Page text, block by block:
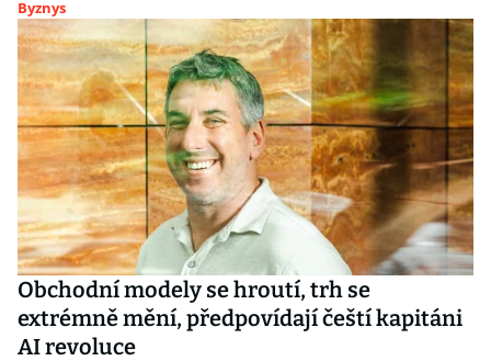
Byznys
Obchodní modely se hroutí, trh se
extrémně mění, předpovídají čeští kapitáni
AI revoluce